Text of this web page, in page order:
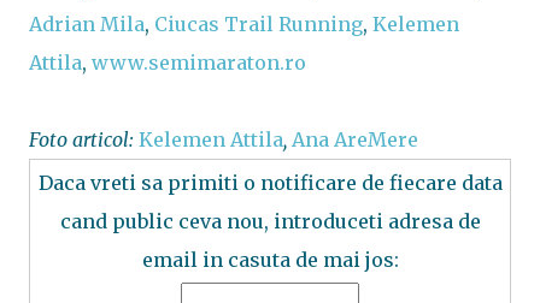
Adrian Mila, Ciucas Trail Running, Kelemen
Attila, www.semimaraton.ro
Foto articol: Kelemen Attila, Ana AreMere
Daca vreti sa primiti o notificare de fiecare data
cand public ceva nou, introduceti adresa de
email in casuta de mai jos: